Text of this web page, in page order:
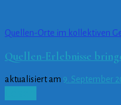
Quellen-Orte im kollektiven
Quellen-Erlebnisse
aktualisiert am 9. September